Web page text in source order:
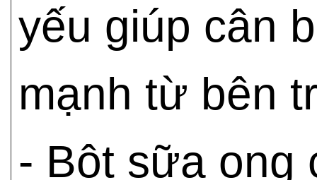
yếu giúp cân
mạnh từ bên
- Bột sữa ong